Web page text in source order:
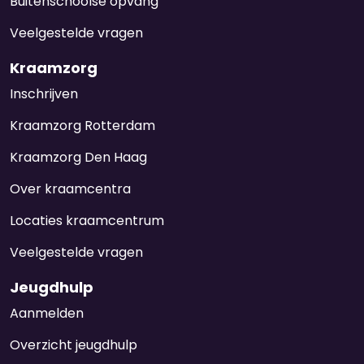
Veelgestelde vragen
Kraamzorg
Inschrijven
Kraamzorg Rotterdam
Kraamzorg Den Haag
Over kraamcentra
Locaties kraamcentrum
Veelgestelde vragen
Jeugdhulp
Aanmelden
Overzicht jeugdhulp